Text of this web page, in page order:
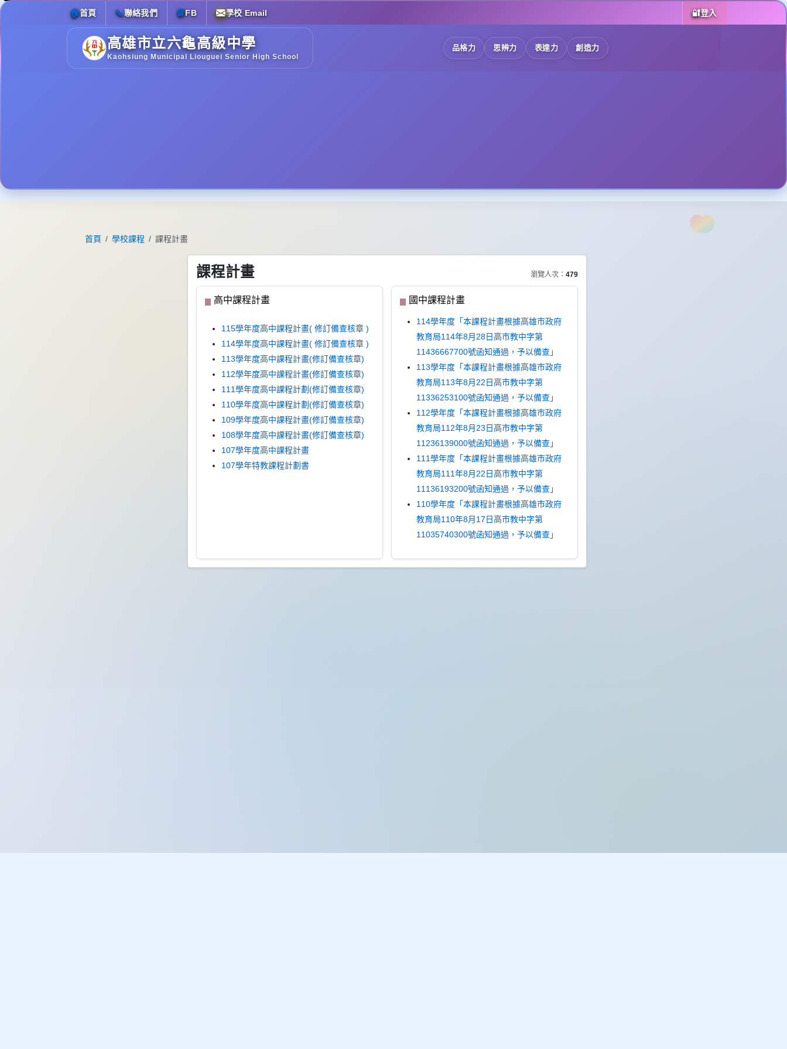
🏠首頁 📞聯絡我們 📘FB 學校 Email 🔐登入
高雄市立六龜高級中學
Kaohsiung Municipal Liouguei Senior High School
品格力 思辨力 表達力 創造力
首頁 學校課程 課程計畫
課程計畫 瀏覽人次： 479
高中課程計畫
115學年度高中課程計畫( 修訂備查核章 )
114學年度高中課程計畫( 修訂備查核章 )
113學年度高中課程計畫(修訂備查核章)
112學年度高中課程計畫(修訂備查核章)
111學年度高中課程計劃(修訂備查核章)
110學年度高中課程計劃(修訂備查核章)
109學年度高中課程計畫(修訂備查核章)
108學年度高中課程計畫(修訂備查核章)
107學年度高中課程計畫
107學年特教課程計劃書
國中課程計畫
114學年度「本課程計畫根據高雄市政府
教育局114年8月28日高市教中字第
11436667700號函知通過，予以備查」
113學年度「本課程計畫根據高雄市政府
教育局113年8月22日高市教中字第
11336253100號函知通過，予以備查」
112學年度「本課程計畫根據高雄市政府
教育局112年8月23日高市教中字第
11236139000號函知通過，予以備查」
111學年度「本課程計畫根據高雄市政府
教育局111年8月22日高市教中字第
11136193200號函知通過，予以備查」
110學年度「本課程計畫根據高雄市政府
教育局110年8月17日高市教中字第
11035740300號函知通過，予以備查」